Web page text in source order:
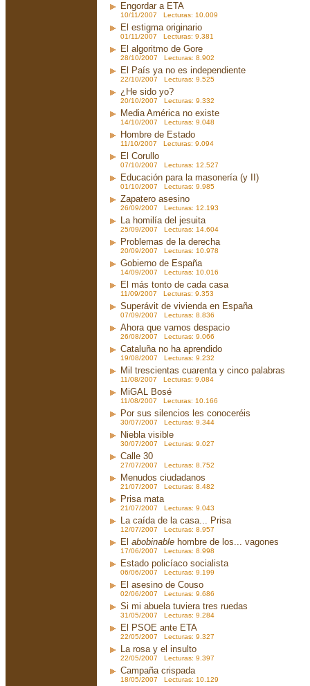
Engordar a ETA
10/11/2007 Lecturas: 10.009
El estigma originario
01/11/2007 Lecturas: 9.381
El algoritmo de Gore
28/10/2007 Lecturas: 8.902
El País ya no es independiente
22/10/2007 Lecturas: 9.525
¿He sido yo?
20/10/2007 Lecturas: 9.332
Media América no existe
14/10/2007 Lecturas: 9.048
Hombre de Estado
11/10/2007 Lecturas: 9.094
El Corullo
07/10/2007 Lecturas: 12.527
Educación para la masonería (y II)
01/10/2007 Lecturas: 9.985
Zapatero asesino
26/09/2007 Lecturas: 12.193
La homilía del jesuita
25/09/2007 Lecturas: 14.604
Problemas de la derecha
20/09/2007 Lecturas: 10.978
Gobierno de España
14/09/2007 Lecturas: 10.016
El más tonto de cada casa
11/09/2007 Lecturas: 9.353
Superávit de vivienda en España
07/09/2007 Lecturas: 8.836
Ahora que vamos despacio
26/08/2007 Lecturas: 9.066
Cataluña no ha aprendido
19/08/2007 Lecturas: 9.232
Mil trescientas cuarenta y cinco palabras
11/08/2007 Lecturas: 9.084
MiGAL Bosé
11/08/2007 Lecturas: 10.166
Por sus silencios les conoceréis
30/07/2007 Lecturas: 9.344
Niebla visible
30/07/2007 Lecturas: 9.027
Calle 30
27/07/2007 Lecturas: 8.752
Menudos ciudadanos
21/07/2007 Lecturas: 8.482
Prisa mata
21/07/2007 Lecturas: 9.043
La caída de la casa... Prisa
12/07/2007 Lecturas: 8.957
El abobinable hombre de los... vagones
17/06/2007 Lecturas: 8.998
Estado policíaco socialista
06/06/2007 Lecturas: 9.199
El asesino de Couso
02/06/2007 Lecturas: 9.686
Si mi abuela tuviera tres ruedas
31/05/2007 Lecturas: 9.284
El PSOE ante ETA
22/05/2007 Lecturas: 9.327
La rosa y el insulto
22/05/2007 Lecturas: 9.397
Campaña crispada
18/05/2007 Lecturas: 10.129